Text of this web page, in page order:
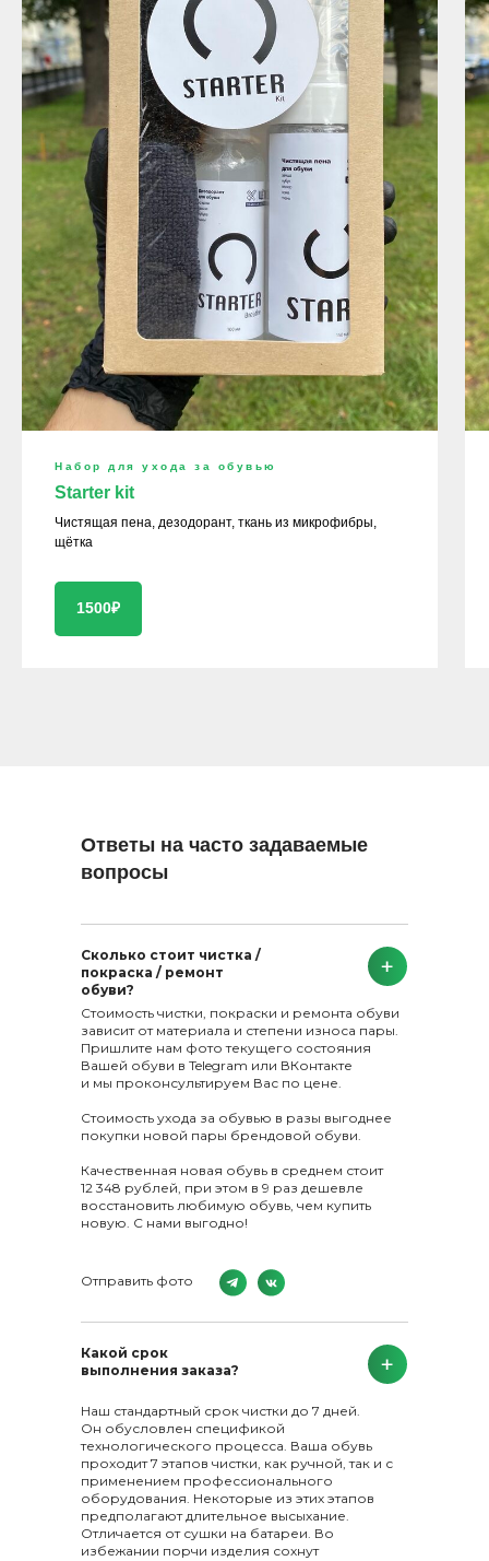
Набор для ухода за обувью
Starter kit
Чистящая пена, дезодорант, ткань из микрофибры,
щётка
1500₽
Ответы на часто задаваемые
вопросы
Сколько стоит чистка /
покраска / ремонт
обуви?
Стоимость чистки, покраски и ремонта обуви
зависит от материала и степени износа пары.
Пришлите нам фото текущего состояния
Вашей обуви в Telegram или ВКонтакте
и мы проконсультируем Вас по цене.
Стоимость ухода за обувью в разы выгоднее
покупки новой пары брендовой обуви.
Качественная новая обувь в среднем стоит
12 348 рублей, при этом в 9 раз дешевле
восстановить любимую обувь, чем купить
новую. С нами выгодно!
Отправить фото
Какой срок
выполнения заказа?
Наш стандартный срок чистки до 7 дней.
Он обусловлен спецификой
технологического процесса. Ваша обувь
проходит 7 этапов чистки, как ручной, так и с
применением профессионального
оборудования. Некоторые из этих этапов
предполагают длительное высыхание.
Отличается от сушки на батареи. Во
избежании порчи изделия сохнут